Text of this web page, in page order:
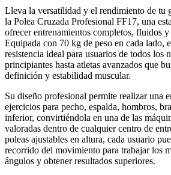
$2.299.990.$2.049.900.
Lleva la versatilidad y el rendimiento de tu
la Polea Cruzada Profesional FF17, una
ofrecer entrenamientos completos, fluidos
Equipada con 70 kg de peso en cada lado,
resistencia ideal para usuarios de todos los
principiantes hasta atletas avanzados que
definición y estabilidad muscular.
Su diseño profesional permite realizar una
ejercicios para pecho, espalda, hombros,
inferior, convirtiéndola en una de las
valoradas dentro de cualquier centro de
poleas ajustables en altura, cada usuario
recorrido del movimiento para trabajar los
ángulos y obtener resultados superiores.